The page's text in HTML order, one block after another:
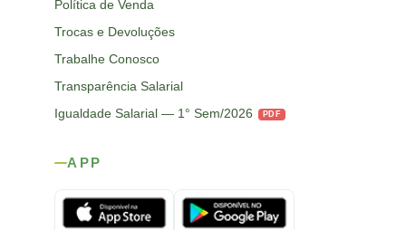
Política de Venda
Trocas e Devoluções
Trabalhe Conosco
Transparência Salarial
Igualdade Salarial — 1° Sem/2026
PDF
APP